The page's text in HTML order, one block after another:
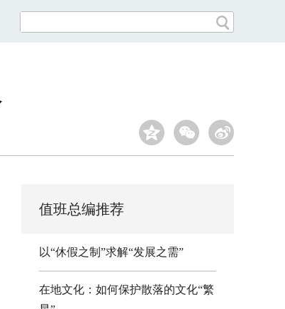
值班总编推荐
以“休假之制”求解“发展之需”
在地文化：如何保护散落的文化“繁